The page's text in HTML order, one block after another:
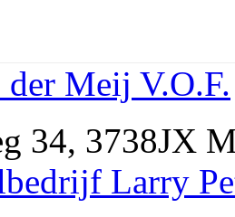
der Meij V.O.F.
34, 3738JX
Larry